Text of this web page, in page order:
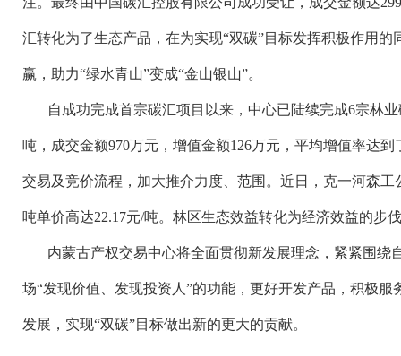
汇转化为了生态产品，在为实现“双碳”目标发挥积极作用
赢，助力“绿水青山”变成“金山银山”。
自成功完成首宗碳汇项目以来，中心已陆续完成6宗林
吨，成交金额970万元，增值金额126万元，平均增值率达
交易及竞价流程，加大推介力度、范围。近日，克一河森
吨单价高达22.17元/吨。林区生态效益转化为经济效益的步
内蒙古产权交易中心将全面贯彻新发展理念，紧紧围绕
场“发现价值、发现投资人”的功能，更好开发产品，积极
发展，实现“双碳”目标做出新的更大的贡献。